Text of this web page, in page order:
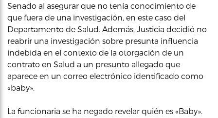
Senado al asegurar que no tenía conocimiento de
que fuera de una investigación, en este caso del
Departamento de Salud. Además, Justicia decidió no
reabrir una investigación sobre presunta influencia
indebida en el contexto de la otorgación de un
contrato en Salud a un presunto allegado que
aparece en un correo electrónico identificado como
«baby».
La funcionaria se ha negado revelar quién es «Baby».